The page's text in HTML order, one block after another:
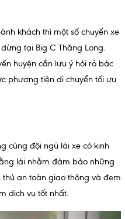
khách thì một số chuyến xe
tại Big C Thăng Long.
huyện cần lưu ý hỏi rõ bác
phương tiện di chuyển tối ưu
cùng đội ngũ lái xe có kinh
lái nhằm đảm bảo những
an toàn giao thông và đem
dịch vụ tốt nhất.